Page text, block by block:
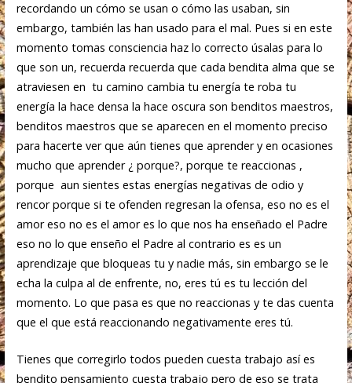
recordando un cómo se usan o cómo las usaban, sin
embargo, también las han usado para el mal. Pues si en este
momento tomas consciencia haz lo correcto úsalas para lo
que son un, recuerda recuerda que cada bendita alma que se
atraviesen en tu camino cambia tu energía te roba tu
energía la hace densa la hace oscura son benditos maestros,
benditos maestros que se aparecen en el momento preciso
para hacerte ver que aún tienes que aprender y en ocasiones
mucho que aprender ¿ porque?, porque te reaccionas ,
porque aun sientes estas energías negativas de odio y
rencor porque si te ofenden regresan la ofensa, eso no es el
amor eso no es el amor es lo que nos ha enseñado el Padre
eso no lo que enseño el Padre al contrario es es un
aprendizaje que bloqueas tu y nadie más, sin embargo se le
echa la culpa al de enfrente, no, eres tú es tu lección del
momento. Lo que pasa es que no reaccionas y te das cuenta
que el que está reaccionando negativamente eres tú.
Tienes que corregirlo todos pueden cuesta trabajo así es
bendito pensamiento cuesta trabajo pero de eso se trata